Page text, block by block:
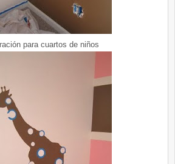
para cuartos de niños